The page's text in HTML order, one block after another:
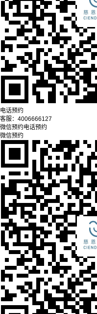
电话预约
客服： 4006666127
微信预约电话预约
微信预约